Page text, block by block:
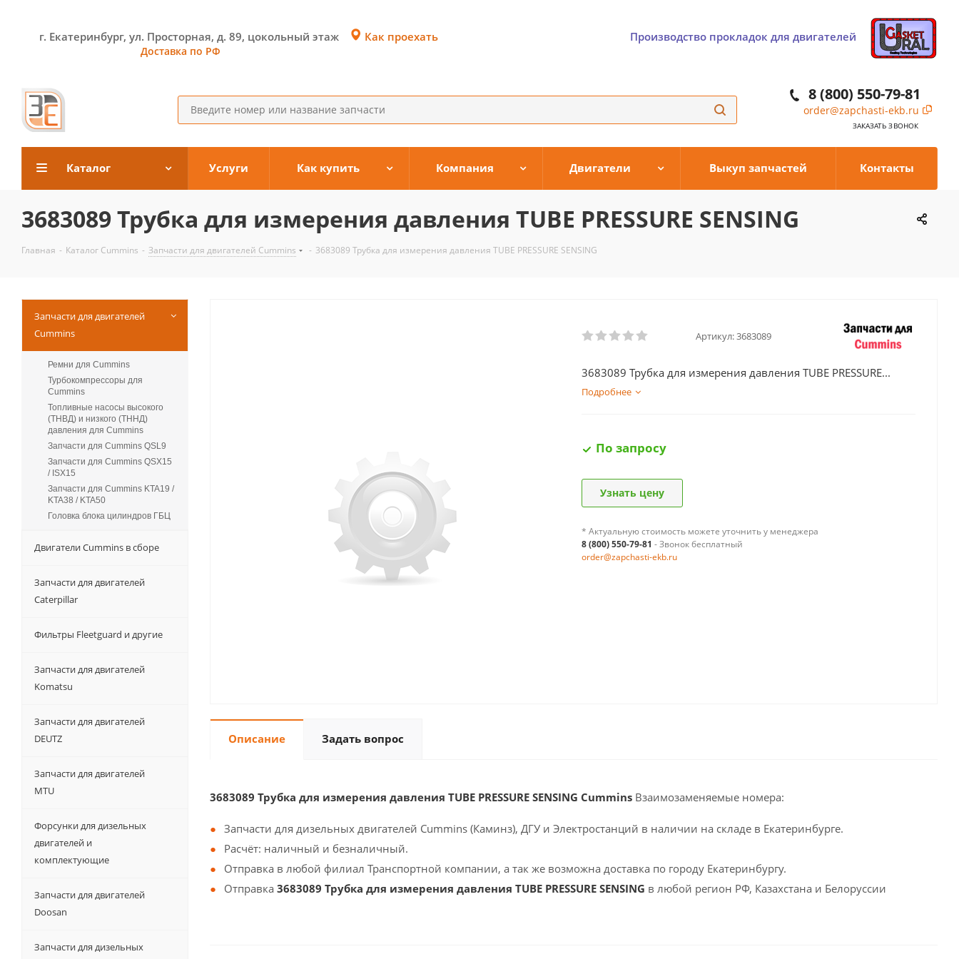
г. Екатеринбург, ул. Просторная, д. 89, цокольный этаж
Доставка по РФ
Как проехать Производство прокладок для двигателей
8 (800) 550-79-81
order@zapchasti-ekb.ru
ЗАКАЗАТЬ ЗВОНОК
Каталог Услуги Как купить Компания Двигатели Выкуп запчастей Контакты
3683089 Трубка для измерения давления TUBE PRESSURE SENSING
Главная - Каталог Cummins - Запчасти для двигателей Cummins - 3683089 Трубка для измерения давления TUBE PRESSURE SENSING
Артикул:3683089
3683089 Трубка для измерения давления TUBE PRESSURE...
Подробнее
По запросу
Узнать цену
* Актуальную стоимость можете уточнить у менеджера
8 (800) 550-79-81 - Звонок бесплатный
order@zapchasti-ekb.ru
Описание Задать вопрос
3683089 Трубка для измерения давления TUBE PRESSURE SENSING Cummins Взаимозаменяемые номера:
Запчасти для дизельных двигателей Cummins (Каминз), ДГУ и Электростанций в наличии на складе в Екатеринбурге.
Расчёт: наличный и безналичный.
Отправка в любой филиал Транспортной компании, а так же возможна доставка по городу Екатеринбургу.
Отправка 3683089 Трубка для измерения давления TUBE PRESSURE SENSING в любой регион РФ, Казахстана и Белоруссии
Запчасти для двигателей
Cummins
Ремни для Cummins
Турбокомпрессоры для
Сummins
Топливные насосы высокого
(ТНВД) и низкого (ТННД)
давления для Cummins
Запчасти для Cummins QSL9
Запчасти для Cummins QSX15
/ ISX15
Запчасти для Cummins KTA19 /
KTA38 / KTA50
Головка блока цилиндров ГБЦ
Двигатели Cummins в сборе
Запчасти для двигателей
Caterpillar
Фильтры Fleetguard и другие
Запчасти для двигателей
Komatsu
Запчасти для двигателей
DEUTZ
Запчасти для двигателей
MTU
Форсунки для дизельных
двигателей и
комплектующие
Запчасти для двигателей
Doosan
Запчасти для дизельных